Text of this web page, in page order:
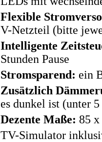
Flexible
V-Netzteil (bitte
Intelligente
Stunden Pause
Stromsparend: ein
Zusätzlich
es dunkel ist (unter
Dezente Maße: 85
TV-Simulator